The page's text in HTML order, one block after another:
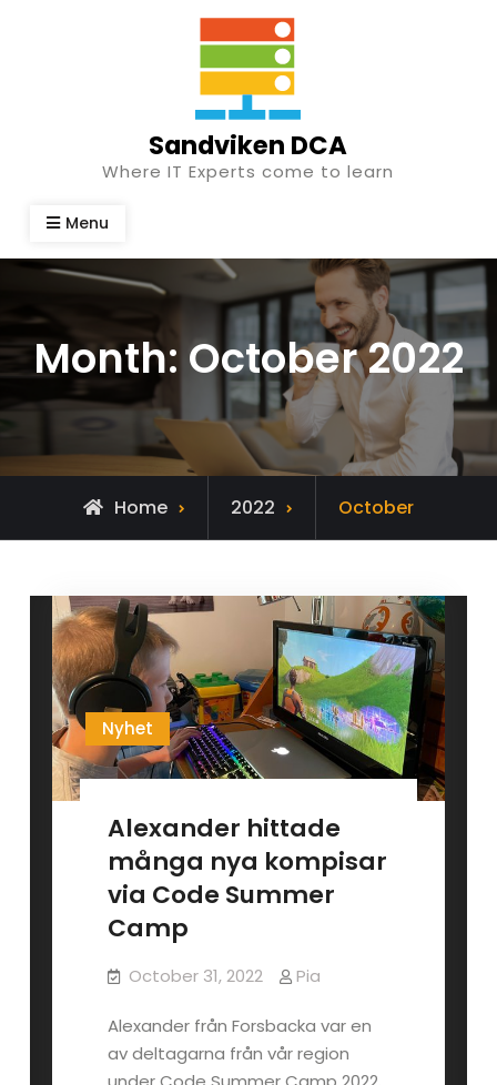
Sandviken DCA
Where IT Experts come to learn
Menu
Month: October 2022
Home 2022 October
Nyhet
Alexander hittade
många nya kompisar
via Code Summer
Camp
October 31, 2022 Pia
Alexander från Forsbacka var en
av deltagarna från vår region